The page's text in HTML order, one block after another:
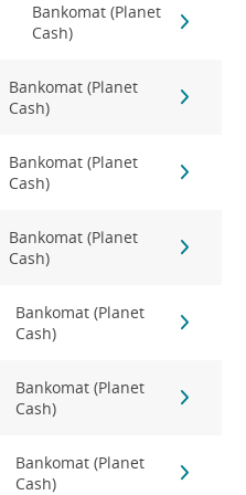
Bankomat (Planet
Cash)
Bankomat (Planet
Cash)
Bankomat (Planet
Cash)
Bankomat (Planet
Cash)
Bankomat (Planet
Cash)
Bankomat (Planet
Cash)
Bankomat (Planet
Cash)